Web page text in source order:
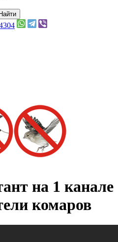
на 1 канале
комаров